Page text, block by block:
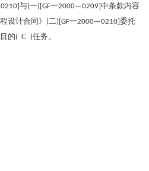
与(一)[GF一2000—0209] 中条款内容
设计合同》 (二)[GF一2000—0210] 委托
的 ( C )任务。